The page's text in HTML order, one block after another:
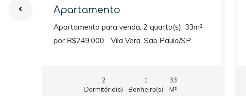
Apartamento
Apartamento para venda, 2 quarto(s), 33m²
por R$249.000 - Vila Vera, São Paulo/SP
2
Dormitório(s)
1
Banheiro(s)
33
M²